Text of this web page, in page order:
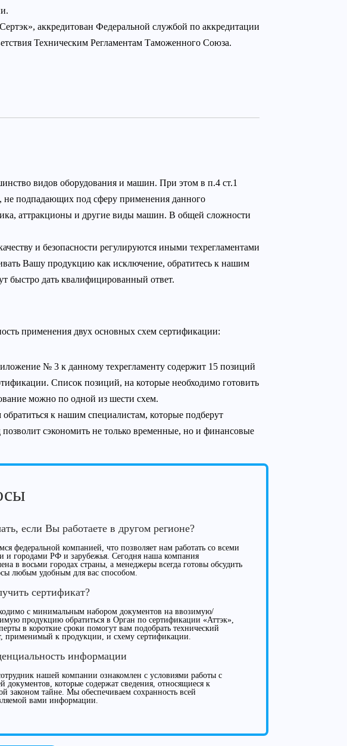
аккредитован Федеральной службой по аккредитации
Техническим Регламентам Таможенного Союза.
видов оборудования и машин. При этом в п.4 ст.1
не подпадающих под сферу применения данного
аттракционы и другие виды машин. В общей сложности
и безопасности регулируются иными техрегламентами
Вашу продукцию как исключение, обратитесь к нашим
быстро дать квалифицированный ответ.
применения двух основных схем сертификации:
№ 3 к данному техрегламенту содержит 15 позиций
Список позиций, на которые необходимо готовить
можно по одной из шести схем.
к нашим специалистам, которые подберут
сэкономить не только временные, но и финансовые
если Вы работаете в другом регионе?
федеральной компанией, что позволяет нам работать со всеми
и городами РФ и зарубежья. Сегодня наша компания
в восьми городах страны, а менеджеры всегда готовы обсудить
любым удобным для вас способом.
сертификат?
с минимальным набором документов на ввозимую/
продукцию обратиться в Орган по сертификации «Аттэк»,
в короткие сроки помогут вам подобрать технический
применимый к продукции, и схему сертификации.
информации
нашей компании ознакомлен с условиями работы с
документов, которые содержат сведения, относящиеся к
законом тайне. Мы обеспечиваем сохранность всей
вами информации.